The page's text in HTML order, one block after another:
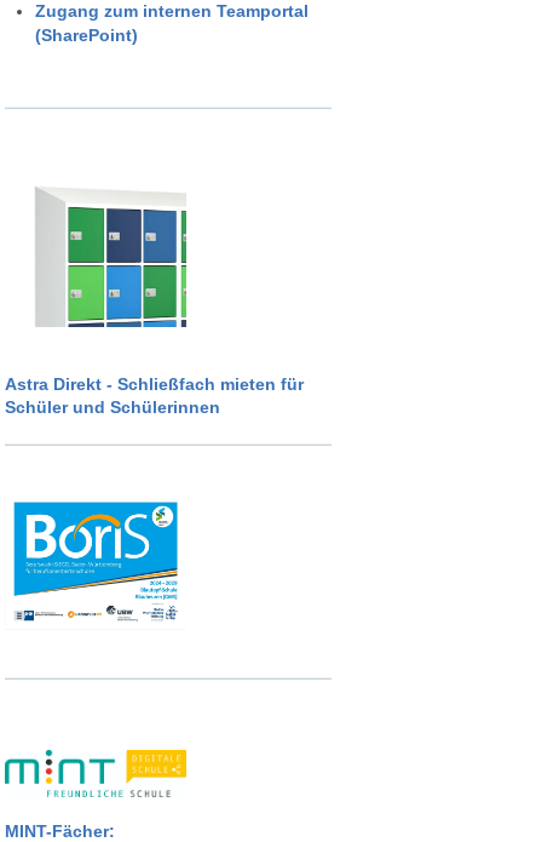
Zugang zum internen Teamportal
(SharePoint)
Astra Direkt - Schließfach mieten für
Schüler und Schülerinnen
MINT-Fächer: